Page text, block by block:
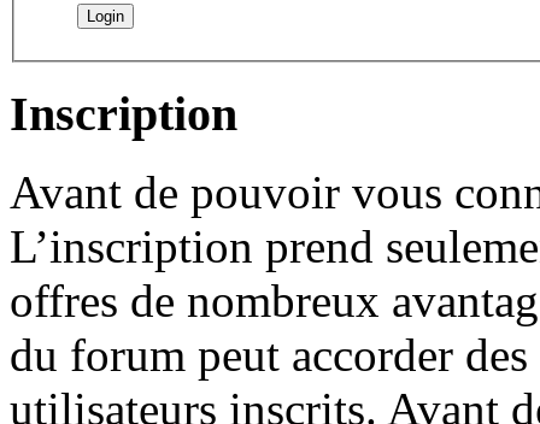
Inscription
Avant de pouvoir vous
L’inscription prend
offres de nombreux
du forum peut accorder
utilisateurs inscrits. Avant